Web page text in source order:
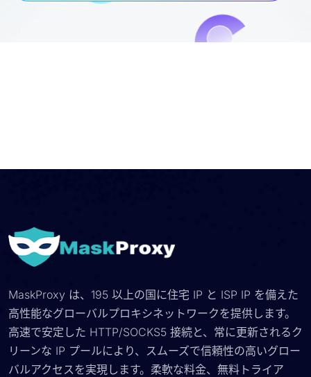
MaskProxy は、195 以上の国に住宅 IP と ISP IP を備えた
高性能なグローバルプロキシネットワークを提供します。
高速で安定した HTTP/SOCKS5 接続と、常に更新されるク
リーンな IP プールにより、スムーズで信頼性の高いグロー
バルアクセスを実現します。柔軟な料金、無料トライア